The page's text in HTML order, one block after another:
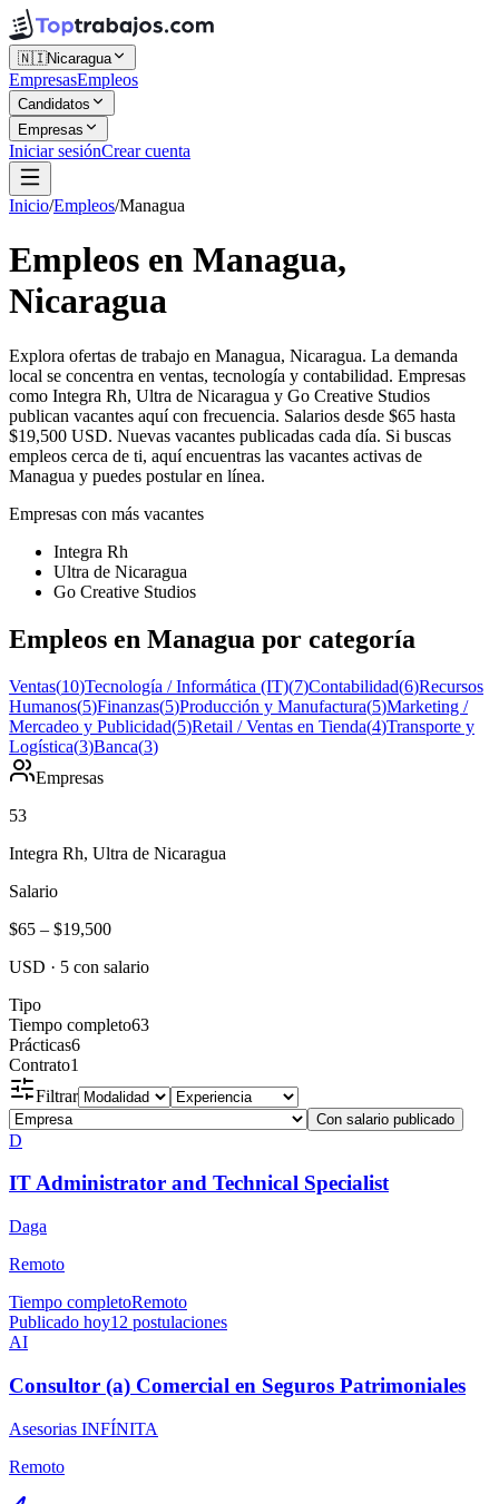
🇳🇮Nicaragua
EmpresasEmpleos
Candidatos
Empresas
Iniciar sesiónCrear cuenta
Inicio/Empleos/Managua
Empleos en Managua,
Nicaragua
Explora ofertas de trabajo en Managua, Nicaragua. La demanda
local se concentra en ventas, tecnología y contabilidad. Empresas
como Integra Rh, Ultra de Nicaragua y Go Creative Studios
publican vacantes aquí con frecuencia. Salarios desde $65 hasta
$19,500 USD. Nuevas vacantes publicadas cada día. Si buscas
empleos cerca de ti, aquí encuentras las vacantes activas de
Managua y puedes postular en línea.
Empresas con más vacantes
Integra Rh
Ultra de Nicaragua
Go Creative Studios
Empleos en Managua por categoría
Ventas(10)Tecnología / Informática (IT)(7)Contabilidad(6)Recursos
Humanos(5)Finanzas(5)Producción y Manufactura(5)Marketing /
Mercadeo y Publicidad(5)Retail / Ventas en Tienda(4)Transporte y
Logística(3)Banca(3)
Empresas
53
Integra Rh, Ultra de Nicaragua
Salario
$65 – $19,500
USD · 5 con salario
Tipo
Tiempo completo63
Prácticas6
Contrato1
Filtrar
Con salario publicado
D
IT Administrator and Technical Specialist
Daga
Remoto
Tiempo completoRemoto
Publicado hoy12 postulaciones
AI
Consultor (a) Comercial en Seguros Patrimoniales
Asesorias INFÍNITA
Remoto